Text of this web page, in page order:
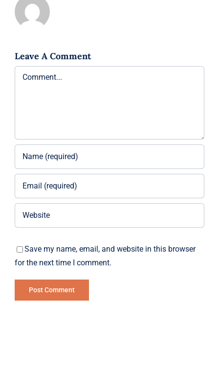
Leave A Comment
Comment
Save my name, email, and website in this browser
for the next time I comment.